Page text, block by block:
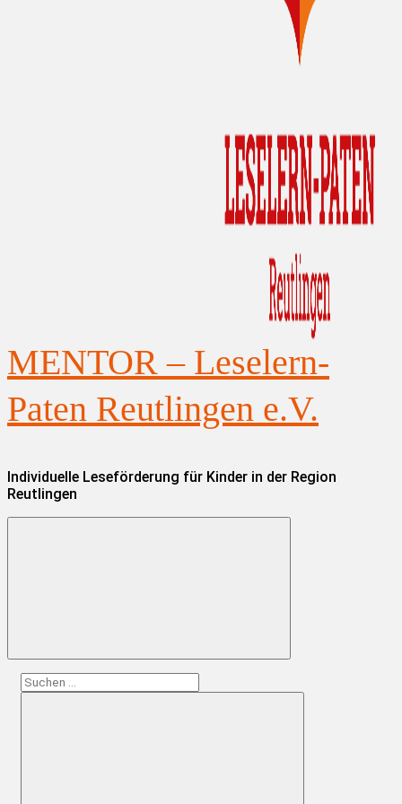
MENTOR – Leselern-
Paten Reutlingen e.V.
Individuelle Leseförderung für Kinder in der Region
Reutlingen
Suchen
nach: